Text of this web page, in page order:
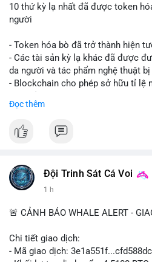
10 thứ kỳ lạ nhất đã được token
người
- Token hóa bò đã trở thành hiện
- Các tài sản kỳ lạ khác đã được
da người và tác phẩm nghệ thuật bị
- Blockchain cho phép sở hữu tỉ lệ
- Câu hỏi về pháp lý, đạo đức và
bất thường.
$btc $eth
#vlikevn #titanbot
📰 Nguồn: Cointelegraph
Đọc thêm
Đội Trinh Sát Cá Voi
1 h
🚨 CẢNH BÁO WHALE ALERT -
Chi tiết giao dịch:
- Mã giao dịch: 3e1a551f...cfd588dc